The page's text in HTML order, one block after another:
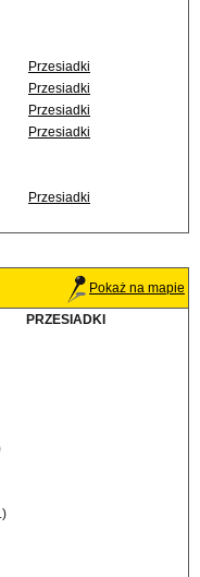
Przesiadki
Przesiadki
Przesiadki
Przesiadki
Przesiadki
Pokaż na mapie
PRZESIADKI